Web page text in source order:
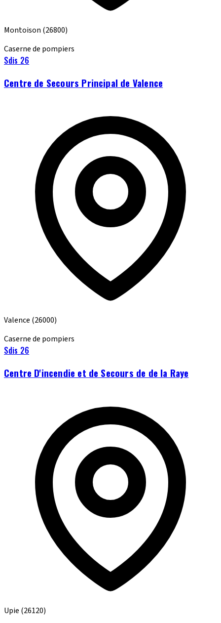
Montoison (26800)
Caserne de pompiers
Sdis 26
Centre de Secours Principal de Valence
Valence (26000)
Caserne de pompiers
Sdis 26
Centre D'incendie et de Secours de de la Raye
Upie (26120)